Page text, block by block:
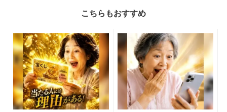
こちらもおすすめ